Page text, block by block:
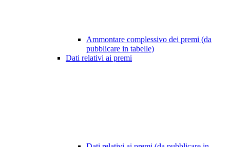
Ammontare complessivo dei premi (da
pubblicare in tabelle)
Dati relativi ai premi